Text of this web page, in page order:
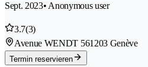
Sept. 2023• Anonymous user
3.7(3)
Avenue WENDT 561203 Genève
Termin reservieren